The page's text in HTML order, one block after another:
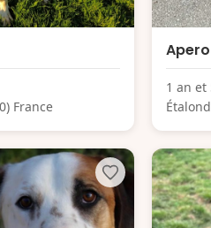
France
Apero
1 an et